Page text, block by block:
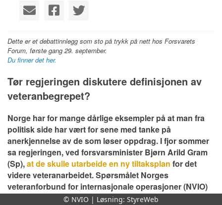
Dette er et debattinnlegg som sto på trykk på nett hos Forsvarets
Forum, første gang 29. september.
Du finner det her.
Tør regjeringen diskutere definisjonen av
veteranbegrepet?
Norge har for mange dårlige eksempler på at man fra
politisk side har vært for sene med tanke på
anerkjennelse av de som løser oppdrag. I fjor sommer
sa regjeringen, ved forsvarsminister Bjørn Arild Gram
(Sp),at de skulle utarbeide en ny tiltaksplan for det
videre veteranarbeidet. Spørsmålet Norges
veteranforbund for internasjonale operasjoner (NVIO)
stiller seg er, hvem er planen til for?
© NVIO | Løsning: StyreWeb